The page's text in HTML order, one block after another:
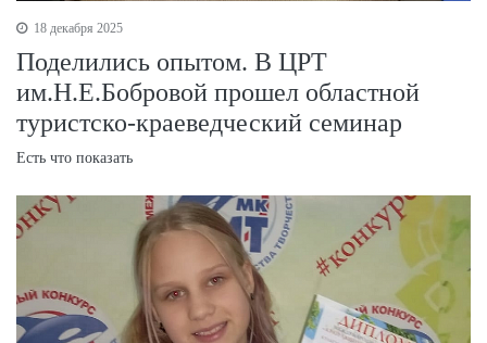
18 декабря 2025
Поделились опытом. В ЦРТ
им.Н.Е.Бобровой прошел областной
туристско-краеведческий семинар
Есть что показать